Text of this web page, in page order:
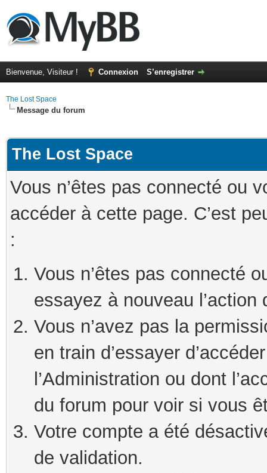
Bienvenue, Visiteur ! Connexion S’enregistrer
The Lost Space
Message du forum
The Lost Space
Vous n’êtes pas connecté ou
accéder à cette page. C’est
:
Vous n’êtes pas connecté
essayez à nouveau
Vous n’avez pas la
en train d’essayer
l’Administration ou dont
du forum pour voir si vous
Votre compte a été
de validation.